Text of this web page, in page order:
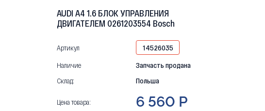
AUDI A4 1.6 БЛОК УПРАВЛЕНИЯ
ДВИГАТЕЛЕМ 0261203554 Bosch
Артикул
14526035
Наличие
Запчасть продана
Склад:
Польша
Цена товара: 6 560 Р